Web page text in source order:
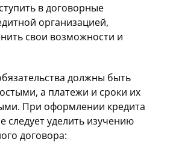
в договорные
организацией,
свои возможности и
должны быть
а платежи и сроки их
При оформлении кредита
следует уделить изучению
договора: